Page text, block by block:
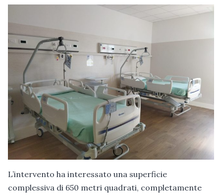
L’intervento ha interessato una superficie
complessiva di 650 metri quadrati, completamente